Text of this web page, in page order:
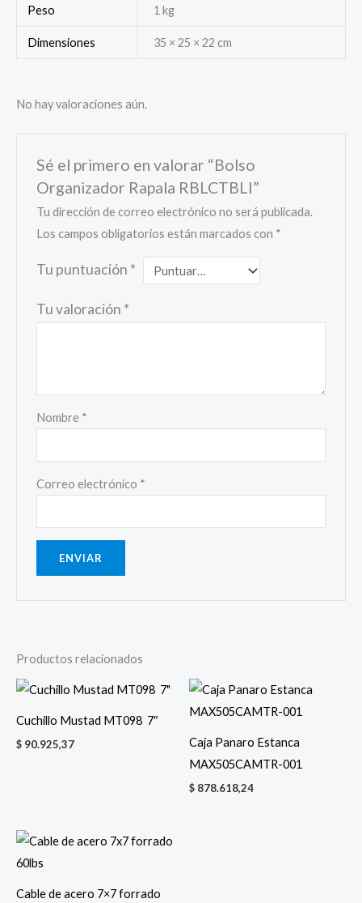
Peso 1 kg
Dimensiones 35 × 25 × 22 cm
No hay valoraciones aún.
Sé el primero en valorar “Bolso
Organizador Rapala RBLCTBLI”
Tu dirección de correo electrónico no será publicada.
Los campos obligatorios están marcados con *
Tu puntuación *
Tu valoración *
Nombre *
Correo electrónico *
Productos relacionados
Cuchillo Mustad MT098 7″
$ 90.925,37
Caja Panaro Estanca
MAX505CAMTR-001
$ 878.618,24
Cable de acero 7×7 forrado